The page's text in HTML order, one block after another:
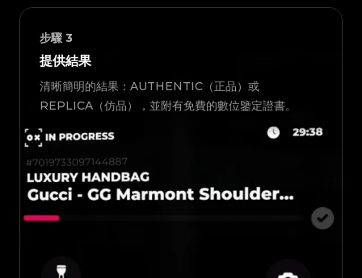
步驟 3
提供結果
清晰簡明的結果：AUTHENTIC（正品）或
REPLICA（仿品），並附有免費的數位鑒定證書。